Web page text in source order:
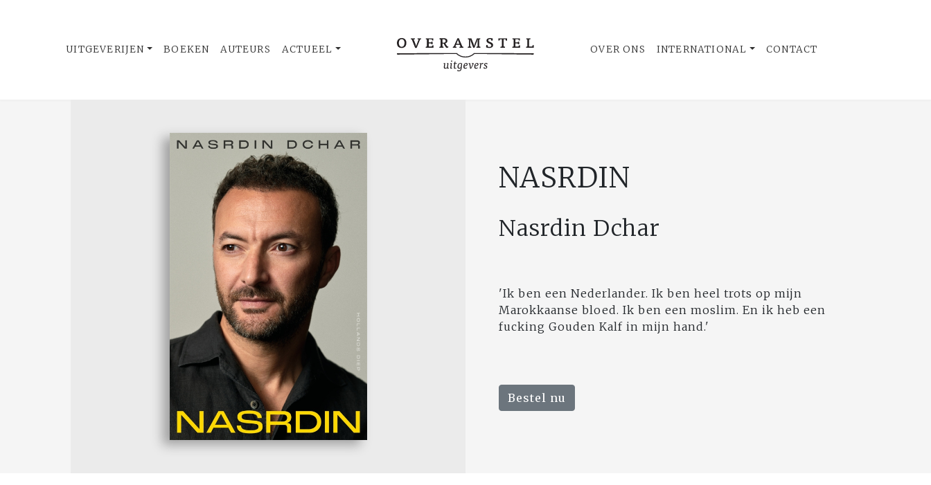
UITGEVERIJEN BOEKEN AUTEURS ACTUEEL OVER ONS INTERNATIONAL CONTACT
NASRDIN
Nasrdin Dchar
'Ik ben een Nederlander. Ik ben heel trots op mijn
Marokkaanse bloed. Ik ben een moslim. En ik heb een
fucking Gouden Kalf in mijn hand.'
Bestel nu